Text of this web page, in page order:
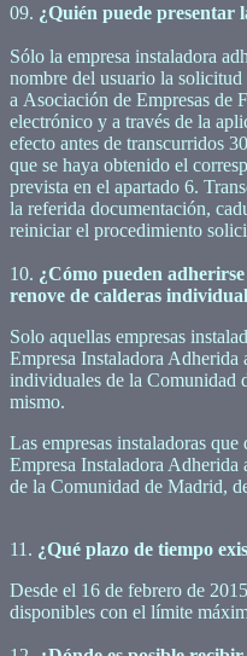
09. ¿Quién puede presentar
Sólo la empresa instaladora
nombre del usuario la
a Asociación de Empresas de
electrónico y a través de la
efecto antes de transcurridos
que se haya obtenido el
prevista en el apartado 6.
la referida documentación,
reiniciar el procedimiento
10. ¿Cómo pueden
renove de calderas
Solo aquellas empresas
Empresa Instaladora Adherida
individuales de la Comunidad
mismo.
Las empresas instaladoras
Empresa Instaladora
de la Comunidad de Madrid,
11. ¿Qué plazo de tiempo
Desde el 16 de febrero de
disponibles con el límite